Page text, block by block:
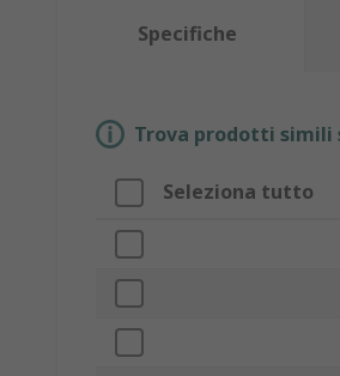
Specifiche
Trova prodotti simili
Seleziona tutto